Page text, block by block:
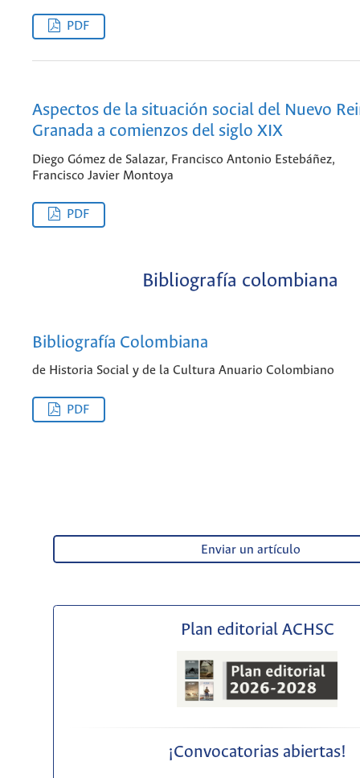
PDF
Aspectos de la situación social del Nuevo
Granada a comienzos del siglo XIX
Diego Gómez de Salazar, Francisco Antonio Estebáñez,
Francisco Javier Montoya
PDF
Bibliografía colombiana
Bibliografía Colombiana
de Historia Social y de la Cultura Anuario Colombiano
PDF
Enviar un artículo
Plan editorial ACHSC
¡Convocatorias abiertas!